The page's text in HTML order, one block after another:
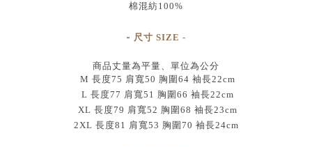
棉混紡100%
- 尺寸 SIZE -
商品丈量為平量、單位為公分
M 長度75 肩寬50 胸圍64 袖長22cm
L 長度77 肩寬51 胸圍66 袖長22cm
XL 長度79 肩寬52 胸圍68 袖長23cm
2XL 長度81 肩寬53 胸圍70 袖長24cm